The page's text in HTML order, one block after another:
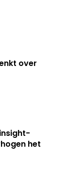
over
het